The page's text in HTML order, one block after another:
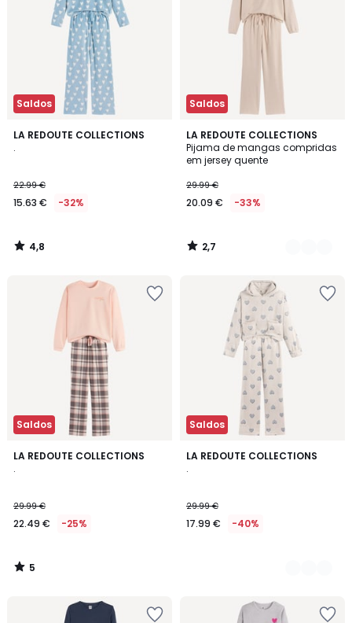
Saldos
LA REDOUTE COLLECTIONS
.
22.99 €
15.63 € -32%
4,8
4,8
/
Saldos
LA REDOUTE COLLECTIONS
Pijama de mangas compridas
em jersey quente
29.99 €
20.09 € -33%
2,7
/ 5
2
Cores
2,7
/
Saldos
LA REDOUTE COLLECTIONS
.
29.99 €
22.49 € -25%
5
5
/
Saldos
LA REDOUTE COLLECTIONS
.
29.99 €
17.99 € -40%
2
Cores